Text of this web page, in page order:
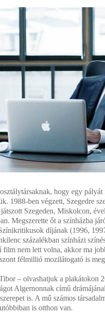
hogy egy
1988-ben végzett, Szegedre
Szegeden, Miskolcon,
Megszerette őt a színházba
díjának (1996,
százalékban színházi
nem lett volna, akkor ma
félmillió mozilátogató is
– olvashatjuk a plakátokon
Algernonnak című
is. A mű számos
is otthon van.